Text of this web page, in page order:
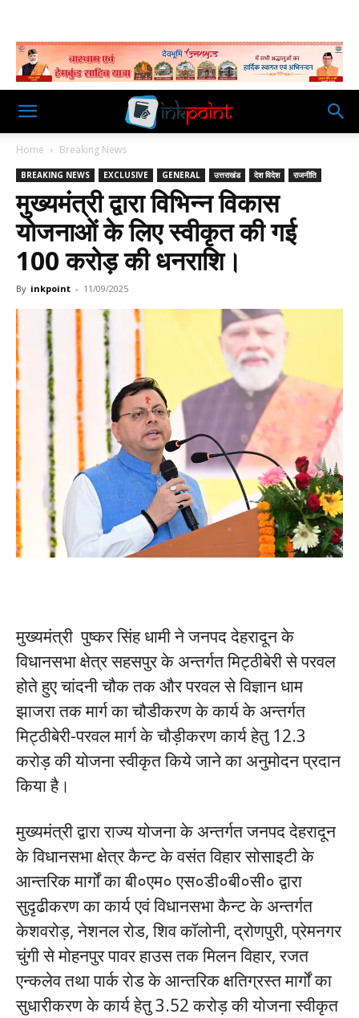
Home Breaking News
BREAKING NEWS EXCLUSIVE GENERAL उत्तराखंड देश विदेश राजनीति
मुख्यमंत्री द्वारा विभिन्न विकास
योजनाओं के लिए स्वीकृत की गई
100 करोड़ की धनराशि।
By inkpoint - 11/09/2025
मुख्यमंत्री पुष्कर सिंह धामी ने जनपद देहरादून के
विधानसभा क्षेत्र सहसपुर के अन्तर्गत मिट्ठीबेरी से परवल
होते हुए चांदनी चौक तक और परवल से विज्ञान धाम
झाजरा तक मार्ग का चौडीकरण के कार्य के अन्तर्गत
मिट्ठीबेरी-परवल मार्ग के चौड़ीकरण कार्य हेतु 12.3
करोड़ की योजना स्वीकृत किये जाने का अनुमोदन प्रदान
किया है।
मुख्यमंत्री द्वारा राज्य योजना के अन्तर्गत जनपद देहरादून
के विधानसभा क्षेत्र कैन्ट के वसंत विहार सोसाइटी के
आन्तरिक मार्गों का बी०एम० एस०डी०बी०सी० द्वारा
सुदृढीकरण का कार्य एवं विधानसभा कैन्ट के अन्तर्गत
केशवरोड़, नेशनल रोड, शिव कॉलोनी, द्रोणपुरी, प्रेमनगर
चुंगी से मोहनपुर पावर हाउस तक मिलन विहार, रजत
एन्कलेव तथा पार्क रोड के आन्तरिक क्षतिग्रस्त मार्गों का
सुधारीकरण के कार्य हेतु 3.52 करोड़ की योजना स्वीकृत